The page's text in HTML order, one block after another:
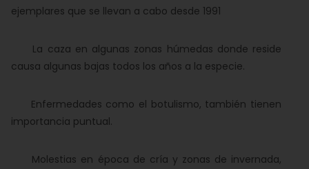
ejemplares que se llevan a cabo desde 1991
La caza en algunas zonas húmedas donde reside
causa algunas bajas todos los años a la especie.
Enfermedades como el botulismo, también tienen
importancia puntual.
Molestias en época de cría y zonas de invernada,